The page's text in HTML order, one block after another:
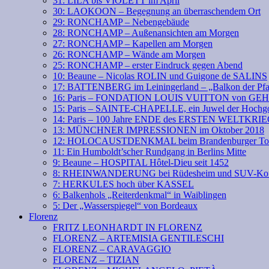
30: LAOKOON – Begegnung an überraschendem Ort
29: RONCHAMP – Nebengebäude
28: RONCHAMP – Außenansichten am Morgen
27: RONCHAMP – Kapellen am Morgen
26: RONCHAMP – Wände am Morgen
25: RONCHAMP – erster Eindruck gegen Abend
10: Beaune – Nicolas ROLIN und Guigone de SALINS
17: BATTENBERG im Leiningerland – „Balkon der
16: Paris – FONDATION LOUIS VUITTON von
15: Paris – SAINTE-CHAPELLE, ein Juwel der
14: Paris – 100 Jahre ENDE des ERSTEN
13: MÜNCHNER IMPRESSIONEN im Oktober 2018
12: HOLOCAUSTDENKMAL beim Brandenburger
11: Ein Humboldt’scher Rundgang in Berlins Mitte
9: Beaune – HOSPITAL Hôtel-Dieu seit 1452
8: RHEINWANDERUNG bei Rüdesheim und SUV-
7: HERKULES hoch über KASSEL
6: Balkenhols „Reiterdenkmal“ in Waiblingen
5: Der „Wasserspiegel“ von Bordeaux
Florenz
FRITZ LEONHARDT IN FLORENZ
FLORENZ – ARTEMISIA GENTILESCHI
FLORENZ – CARAVAGGIO
FLORENZ – TIZIAN